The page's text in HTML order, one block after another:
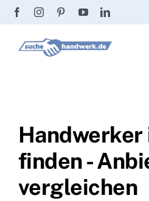
Zum
springen
Passwort vergessen?
Handwerker Ratgeber
Wir über uns
Handwerker
finden -
vergleichen